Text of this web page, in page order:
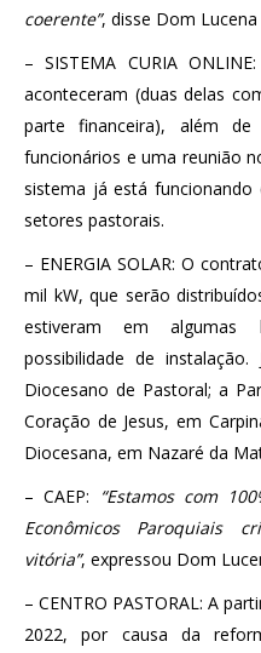
coerente”, disse Dom
– SISTEMA CURIA
aconteceram (duas delas
parte financeira), além
funcionários e uma reunião
sistema já está
setores pastorais.
– ENERGIA SOLAR: O
mil kW, que serão
estiveram em algumas
possibilidade de
Diocesano de Pastoral; a
Coração de Jesus, em
Diocesana, em Nazaré da
– CAEP:
“Estamos com
Econômicos Paroquiais
vitória”, expressou Dom
– CENTRO PASTORAL: A
2022, por causa da